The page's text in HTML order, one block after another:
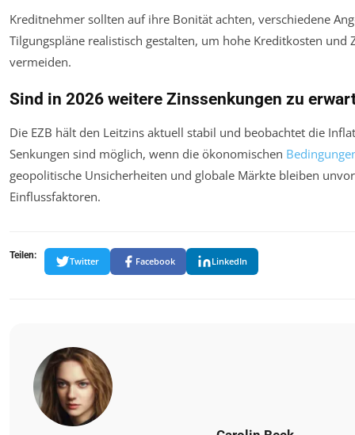
Kreditnehmer sollten auf ihre Bonität achten, verschiedene
Tilgungspläne realistisch gestalten, um hohe Kreditkosten und
vermeiden.
Sind in 2026 weitere Zinssenkungen zu
Die EZB hält den Leitzins aktuell stabil und beobachtet die
Senkungen sind möglich, wenn die ökonomischen
geopolitische Unsicherheiten und globale Märkte bleiben
Einflussfaktoren.
Teilen:
Twitter Facebook LinkedIn